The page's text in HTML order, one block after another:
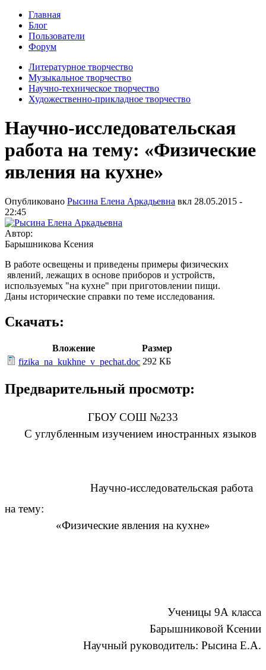
Главная
Блог
Пользователи
Форум
Литературное творчество
Музыкальное творчество
Научно-техническое творчество
Художественно-прикладное творчество
Научно-исследовательская
работа на тему: «Физические
явления на кухне»
Опубликовано Рысина Елена Аркадьевна вкл 28.05.2015 -
22:45
Автор:
Барышникова Ксения
В работе освещены и приведены примеры физических
явлений, лежащих в основе приборов и устройств,
используемых "на кухне" при приготовлении пищи.
Даны исторические справки по теме исследования.
Скачать:
Вложение
Размер
fizika_na_kukhne_v_pechat.doc 292 КБ
Предварительный просмотр:
ГБОУ СОШ №233
С углубленным изучением иностранных языков
Научно-исследовательская работа
на тему:
«Физические явления на кухне»
Ученицы 9А класса
Барышниковой Ксении
Научный руководитель: Рысина Е.А.